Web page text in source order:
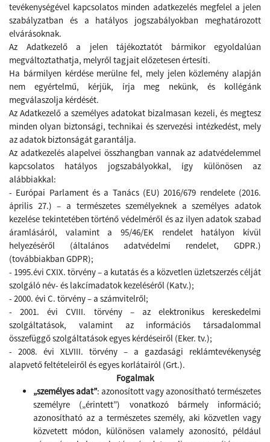
tevékenységével kapcsolatos minden adatkezelés megfelel a jelen
szabályzatban és a hatályos jogszabályokban meghatározott
elvárásoknak.
Az Adatkezelő a jelen tájékoztatót bármikor egyoldalúan
megváltoztathatja, melyről tagjait előzetesen értesíti.
Ha bármilyen kérdése merülne fel, mely jelen közlemény alapján
nem egyértelmű, kérjük, írja meg nekünk, és kollégánk
megválaszolja kérdését.
Az Adatkezelő a személyes adatokat bizalmasan kezeli, és megtesz
minden olyan biztonsági, technikai és szervezési intézkedést, mely
az adatok biztonságát garantálja.
Az adatkezelés alapelvei összhangban vannak az adatvédelemmel
kapcsolatos hatályos jogszabályokkal, így különösen az
alábbiakkal:
- Európai Parlament és a Tanács (EU) 2016/679 rendelete (2016.
április 27.) – a természetes személyeknek a személyes adatok
kezelése tekintetében történő védelméről és az ilyen adatok szabad
áramlásáról, valamint a 95/46/EK rendelet hatályon kívül
helyezéséről (általános adatvédelmi rendelet, GDPR.)
(továbbiakban GDPR);
- 1995.évi CXIX. törvény – a kutatás és a közvetlen üzletszerzés célját
szolgáló név- és lakcímadatok kezeléséről (Katv.);
- 2000. évi C. törvény – a számvitelről;
- 2001. évi CVIII. törvény – az elektronikus kereskedelmi
szolgáltatások, valamint az információs társadalommal
összefüggő szolgáltatások egyes kérdéseiről (Eker. tv.);
- 2008. évi XLVIII. törvény – a gazdasági reklámtevékenység
alapvető feltételeiről és egyes korlátairól (Grt.).
Fogalmak
„személyes adat”: azonosított vagy azonosítható természetes
személyre („érintett”) vonatkozó bármely információ;
azonosítható az a természetes személy, aki közvetlen vagy
közvetett módon, különösen valamely azonosító, például